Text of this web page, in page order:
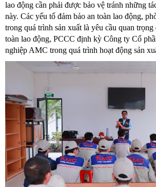
DỰ ÁN
TUYỂN DỤNG
TIN TỨC
LIÊN HỆ
lao động cần phải được bảo vệ tránh những
này. Các yếu tố đảm bảo an toàn lao động,
trong quá trình sản xuất là yêu cầu quan
toàn lao động, PCCC định kỳ Công ty Cổ
nghiệp AMC trong quá trình hoạt động sản